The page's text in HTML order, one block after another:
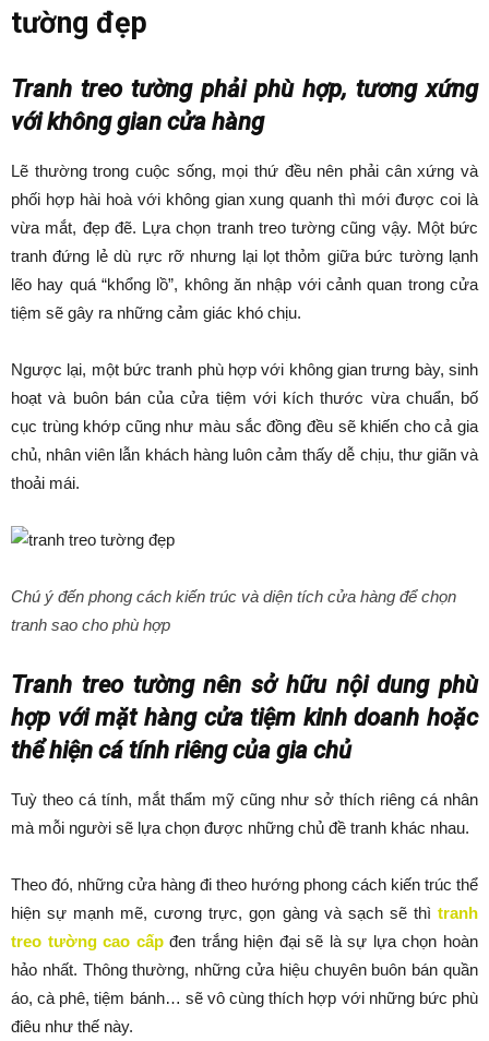
tường đẹp
Tranh treo tường phải phù hợp, tương xứng
với không gian cửa hàng
Lẽ thường trong cuộc sống, mọi thứ đều nên phải cân xứng và
phối hợp hài hoà với không gian xung quanh thì mới được coi là
vừa mắt, đẹp đẽ. Lựa chọn tranh treo tường cũng vậy. Một bức
tranh đứng lẻ dù rực rỡ nhưng lại lọt thỏm giữa bức tường lạnh
lẽo hay quá “khổng lồ”, không ăn nhập với cảnh quan trong cửa
tiệm sẽ gây ra những cảm giác khó chịu.
Ngược lại, một bức tranh phù hợp với không gian trưng bày, sinh
hoạt và buôn bán của cửa tiệm với kích thước vừa chuẩn, bố
cục trùng khớp cũng như màu sắc đồng đều sẽ khiến cho cả gia
chủ, nhân viên lẫn khách hàng luôn cảm thấy dễ chịu, thư giãn và
thoải mái.
Chú ý đến phong cách kiến trúc và diện tích cửa hàng để chọn
tranh sao cho phù hợp
Tranh treo tường nên sở hữu nội dung phù
hợp với mặt hàng cửa tiệm kinh doanh hoặc
thể hiện cá tính riêng của gia chủ
Tuỳ theo cá tính, mắt thẩm mỹ cũng như sở thích riêng cá nhân
mà mỗi người sẽ lựa chọn được những chủ đề tranh khác nhau.
Theo đó, những cửa hàng đi theo hướng phong cách kiến trúc thể
hiện sự mạnh mẽ, cương trực, gọn gàng và sạch sẽ thì tranh
treo tường cao cấpđen trắng hiện đại sẽ là sự lựa chọn hoàn
hảo nhất. Thông thường, những cửa hiệu chuyên buôn bán quần
áo, cà phê, tiệm bánh… sẽ vô cùng thích hợp với những bức phù
điêu như thế này.